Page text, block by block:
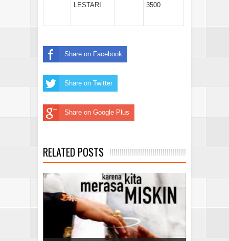
LESTARI
3500
Share on Facebook
Share on Twitter
Share on Google Plus
RELATED POSTS